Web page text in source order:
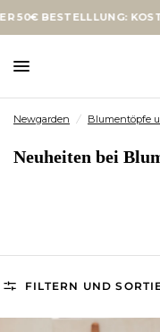
Newgarden / Blumentöpfe
Neuheiten bei
FILTERN UND